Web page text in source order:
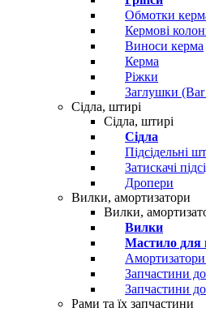
Обмотки
Кермові
Виноси керма
Керма
Ріжки
Заглушки
Сідла, штирі
Сідла, штирі
Сідла
Підсідельні
Затискачі
Дропери
Вилки, амортизатори
Вилки,
Вилки
Мастило для
Амортизатори
Запчастини
Запчастини
Рами та їх запчастини